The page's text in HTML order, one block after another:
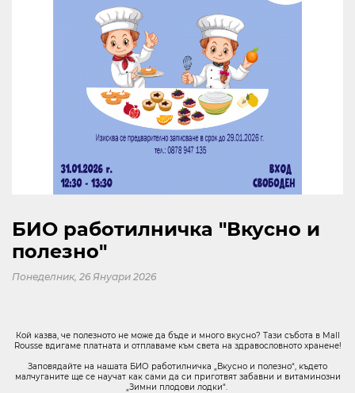
БИО работилничка "Вкусно и
полезно"
Понеделник, 26 Януари 2026
Кой казва, че полезното не може да бъде и много вкусно? Тази събота в Mall
Rousse вдигаме платната и отплаваме към света на здравословното хранене!
Заповядайте на нашата БИО работилничка „Вкусно и полезно“, където
малчуганите ще се научат как сами да си приготвят забавни и витаминозни
„Зимни плодови лодки“.
КОНТАКТИ
10:00 - 21:30
Следвайте ни
В СОЦИАЛНИТЕ МРЕЖИ